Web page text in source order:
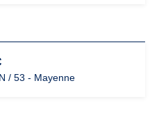
/ 53 - Mayenne